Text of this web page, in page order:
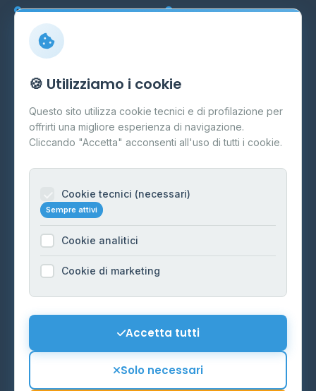
Marche Veneto
Info
Cos'è il GPL
FAQ
Contatti
Informazioni legali
Cookie Policy
Preferenze Cookie
Mappa del sito
🍪 Utilizziamo i cookie
Questo sito utilizza cookie tecnici e di profilazione per
offrirti una migliore esperienza di navigazione.
Cliccando "Accetta" acconsenti all'uso di tutti i cookie.
Cookie tecnici (necessari)
Sempre attivi
Cookie analitici
Cookie di marketing
Accetta tutti
Solo necessari